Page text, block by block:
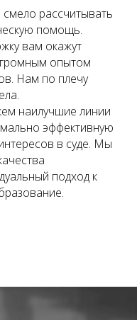
рассчитывать
помощь.
вам окажут
опытом
Нам по плечу
наилучшие линии
эффективную
в суде. Мы
подход к